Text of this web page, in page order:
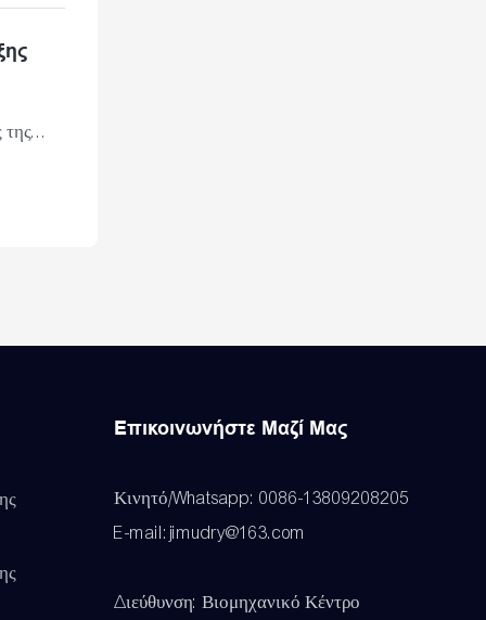
της
Επικοινωνήστε Μαζί Μας
Κινητό/Whatsapp: 0086-13809208205
E-mail:jimudry@163.com
Διεύθυνση: Βιομηχανικό Κέντρο